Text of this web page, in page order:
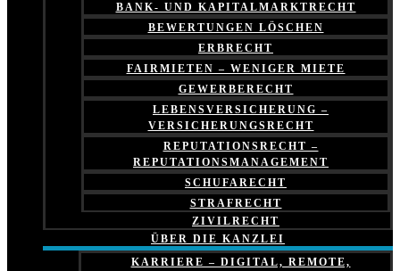
BANK- UND KAPITALMARKTRECHT
BEWERTUNGEN LÖSCHEN
ERBRECHT
FAIRMIETEN – WENIGER MIETE
GEWERBERECHT
LEBENSVERSICHERUNG –
VERSICHERUNGSRECHT
REPUTATIONSRECHT –
REPUTATIONSMANAGEMENT
SCHUFARECHT
STRAFRECHT
ZIVILRECHT
ÜBER DIE KANZLEI
KARRIERE – DIGITAL, REMOTE,